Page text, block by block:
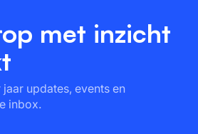
met inzicht
updates, events en
inbox.